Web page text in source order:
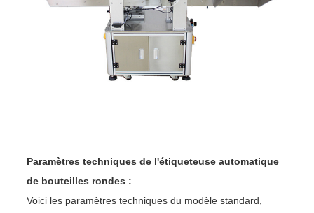
Paramètres techniques de l'étiqueteuse automatique
de bouteilles rondes :
Voici les paramètres techniques du modèle standard,